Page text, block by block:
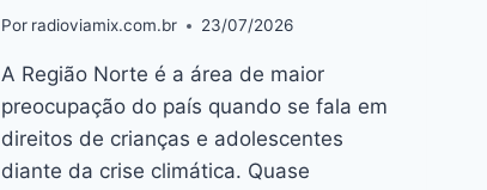
Por radioviamix.com.br 23/07/2026
A Região Norte é a área de maior
preocupação do país quando se fala em
direitos de crianças e adolescentes
diante da crise climática. Quase